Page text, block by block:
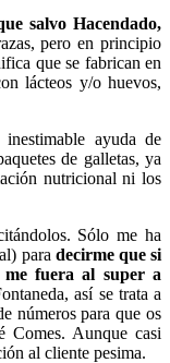
salvo Hacendado,
pero en principio
que se fabrican en
lácteos y/o huevos,
ayuda de
de galletas, ya
nutricional ni los
Sólo me ha
para decirme que si
me fuera al super a
así se trata a
números para que os
Comes. Aunque casi
al cliente pesima.